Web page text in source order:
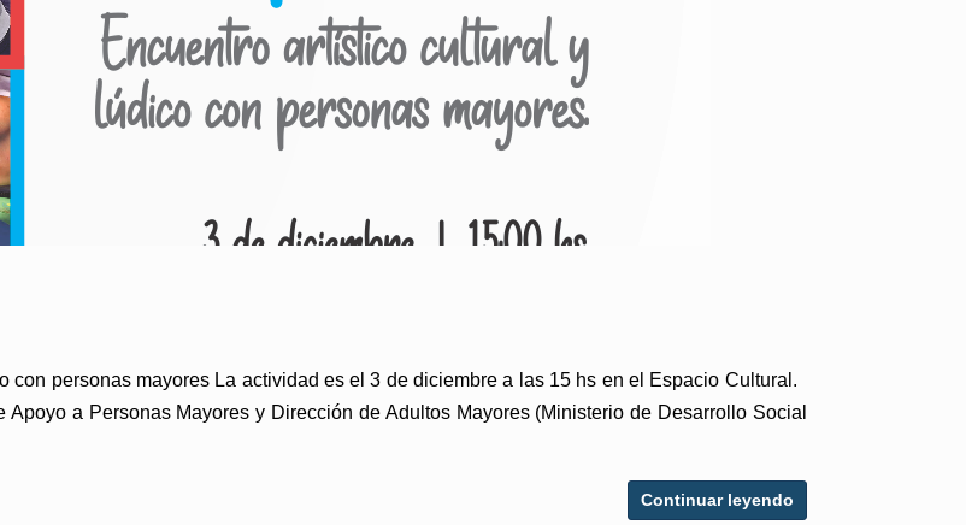
personas mayores La actividad es el 3 de diciembre a las 15 hs en el Espacio Cultural.
a Personas Mayores y Dirección de Adultos Mayores (Ministerio de Desarrollo Social
Continuar leyendo